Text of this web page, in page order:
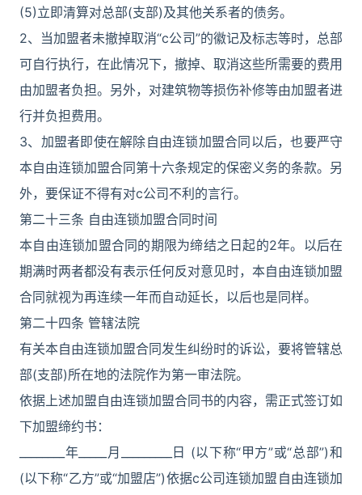
(5)立即清算对总部(支部)及其他关系者的债务。
2、当加盟者未撤掉取消“c公司”的徽记及标志等时，总部
可自行执行，在此情况下，撤掉、取消这些所需要的费用
由加盟者负担。另外，对建筑物等损伤补修等由加盟者进
行并负担费用。
3、加盟者即使在解除自由连锁加盟合同以后，也要严守
本自由连锁加盟合同第十六条规定的保密义务的条款。另
外，要保证不得有对c公司不利的言行。
第二十三条 自由连锁加盟合同时间
本自由连锁加盟合同的期限为缔结之日起的2年。以后在
期满时两者都没有表示任何反对意见时，本自由连锁加盟
合同就视为再连续一年而自动延长，以后也是同样。
第二十四条 管辖法院
有关本自由连锁加盟合同发生纠纷时的诉讼，要将管辖总
部(支部)所在地的法院作为第一审法院。
依据上述加盟自由连锁加盟合同书的内容，需正式签订如
下加盟缔约书：
________年_____月_________日 (以下称“甲方”或“总部”)和
(以下称“乙方”或“加盟店”)依据c公司连锁加盟自由连锁加